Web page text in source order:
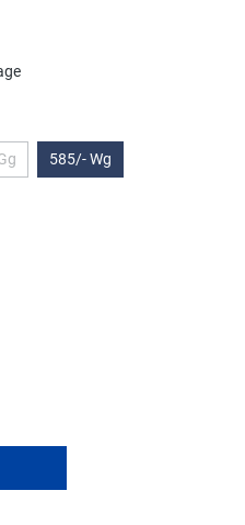
Option ist zurzeit nicht verfügbar.)
585/- Wg